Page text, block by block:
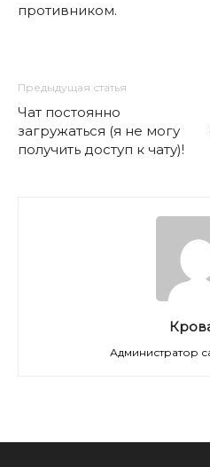
противником.
Предыдущая статья
Чат постоянно
загружаться (я не могу
получить доступ к чату)!
Администратор